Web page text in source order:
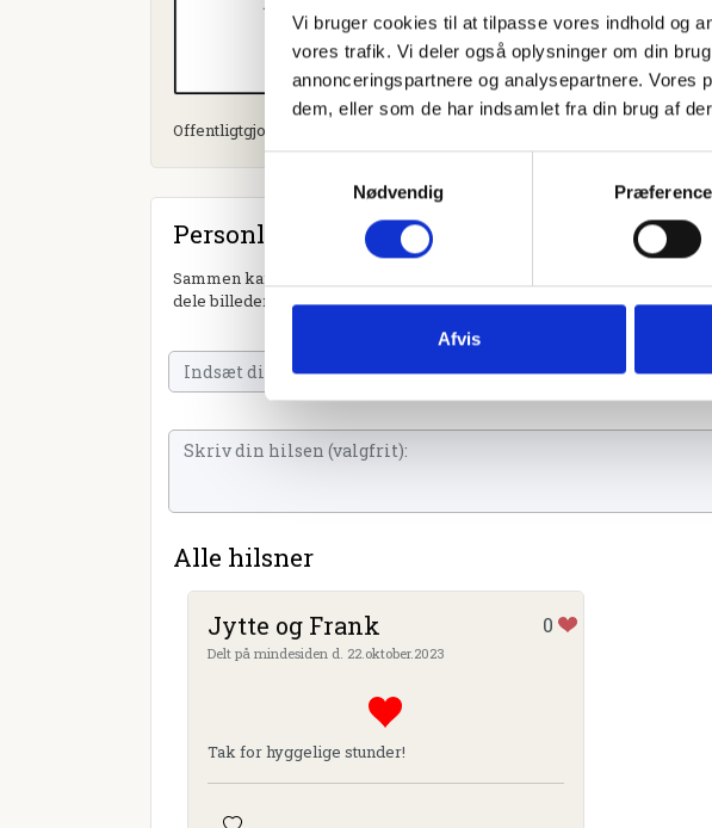
Vi bruger cookies til at tilpasse vores indhold og
vores trafik. Vi deler også oplysninger om din
annonceringspartnere og analysepartnere. Vores
dem, eller som de har indsamlet fra din brug af
Nødvendig
Afvis
Offentligtgjort i Holstebro Onsdag d. 25. oktober 2023
Personlig hilsen
Sammen kan vi mindes Frede Pedersen. Du kan tænde et lys, skrive et
dele billeder og video eller blot sende et hjerte eller en rose
Alle hilsner
Jytte og Frank 0
Delt på mindesiden d. 22.oktober.2023
Tak for hyggelige stunder!